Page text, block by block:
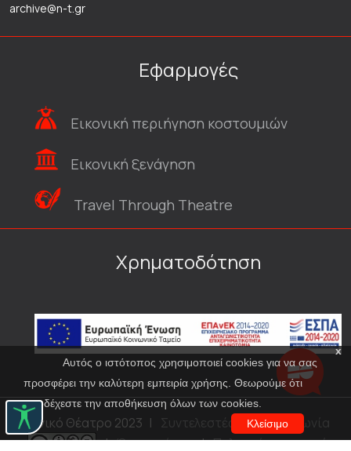
x
Αυτός ο ιστότοπος χρησιμοποιεί cookies για να σας
προσφέρει την καλύτερη εμπειρία χρήσης. Θεωρούμε ότι
αποδέχεστε την αποθήκευση όλων των cookies.
Κλείσιμο
archive@n-t.gr
Εφαρμογές
Εικονική περιήγηση κοστουμιών
Εικονική ξενάγηση
Travel Through Theatre
Χρηματοδότηση
© Εθνικό Θέατρο 2023 | Συντελεστές
Επικοινωνία
| Όροι χρήσης | Πολιτική προστασίας